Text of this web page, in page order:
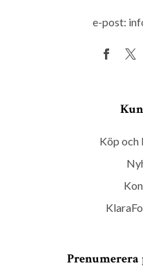
e-post:
Köp och
Prenumerera